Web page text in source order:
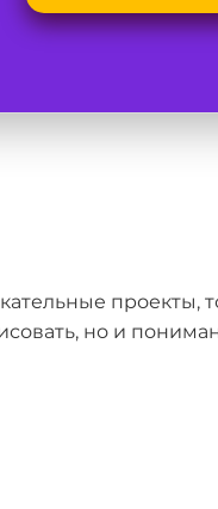
проекты,
но и